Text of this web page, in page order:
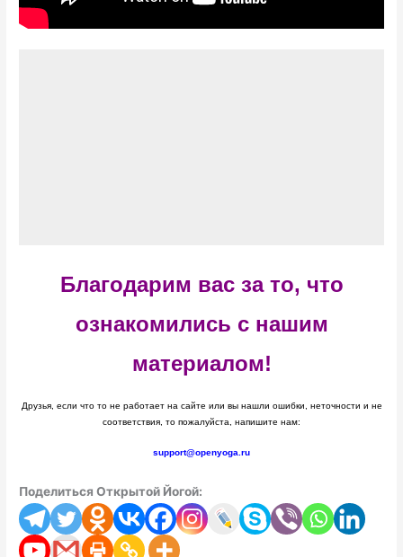
Благодарим вас за то, что
ознакомились с нашим
материалом!
Друзья, если что то не работает на сайте или вы нашли ошибки, неточности и не
соответствия, то пожалуйста, напишите нам:
support@openyoga.ru
Поделиться Открытой Йогой: